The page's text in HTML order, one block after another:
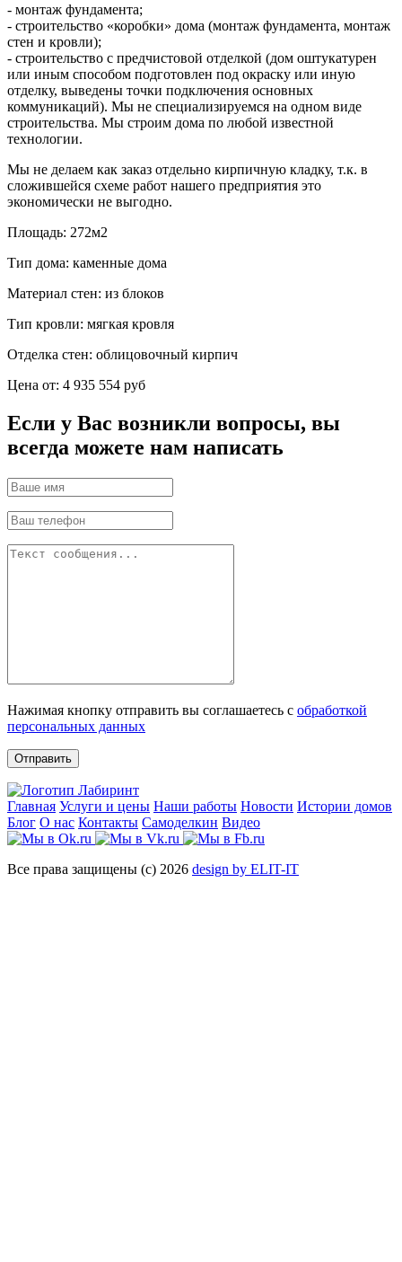
- монтаж фундамента;
- строительство «коробки» дома (монтаж фундамента, монтаж
стен и кровли);
- строительство с предчистовой отделкой (дом оштукатурен
или иным способом подготовлен под окраску или иную
отделку, выведены точки подключения основных
коммуникаций). Мы не специализируемся на одном виде
строительства. Мы строим дома по любой известной
технологии.
Мы не делаем как заказ отдельно кирпичную кладку, т.к. в
сложившейся схеме работ нашего предприятия это
экономически не выгодно.
Площадь: 272м2
Тип дома: каменные дома
Материал стен: из блоков
Тип кровли: мягкая кровля
Отделка стен: облицовочный кирпич
Цена от: 4 935 554 руб
Если у Вас возникли вопросы, вы
всегда можете нам написать
Нажимая кнопку отправить вы соглашаетесь с обработкой
персональных данных
Отправить
Главная Услуги и цены Наши работы Новости Истории домов
Блог О нас Контакты Самоделкин Видео
Все права защищены (с) 2026 design by ELIT-IT